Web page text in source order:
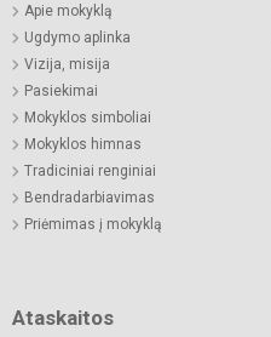
Apie mokyklą
Ugdymo aplinka
Vizija, misija
Pasiekimai
Mokyklos simboliai
Mokyklos himnas
Tradiciniai renginiai
Bendradarbiavimas
Priėmimas į mokyklą
Ataskaitos